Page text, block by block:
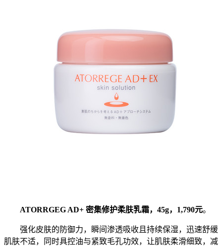
ATORRGEG AD+ 密集修护柔肤乳霜，45g，1,790元。
强化皮肤的防御力，瞬间渗透吸收且持续保湿，迅速舒缓
肌肤不适，同时具控油与紧致毛孔功效，让肌肤柔滑细致，减